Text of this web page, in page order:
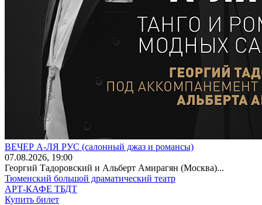
ВЕЧЕР А-ЛЯ РУС (салонный джаз и романсы)
07.08.2026, 19:00
Георгий Тадоровский и Альберт Амирагян (Москва)...
Тюменский большой драматический театр
АРТ-КАФЕ ТБДТ
Купить билет